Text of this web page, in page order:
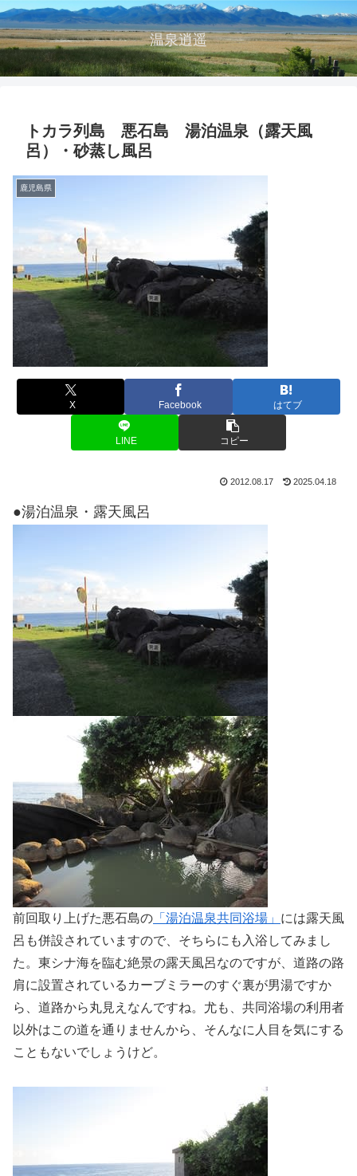
温泉逍遥
トカラ列島 悪石島 湯泊温泉（露天風
呂）・砂蒸し風呂
鹿児島県
X Facebook はてブ
LINE コピー
2012.08.17 2025.04.18
●湯泊温泉・露天風呂
前回取り上げた悪石島の 「湯泊温泉共同浴場」 には露天風
呂も併設されていますので、そちらにも入浴してみまし
た。東シナ海を臨む絶景の露天風呂なのですが、道路の路
肩に設置されているカーブミラーのすぐ裏が男湯ですか
ら、道路から丸見えなんですね。尤も、共同浴場の利用者
以外はこの道を通りませんから、そんなに人目を気にする
こともないでしょうけど。